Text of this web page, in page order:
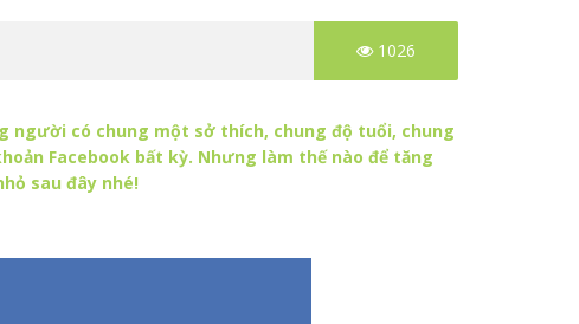
1026
người có chung một sở thích, chung độ tuổi, chung
Facebook bất kỳ. Nhưng làm thế nào để tăng
sau đây nhé!